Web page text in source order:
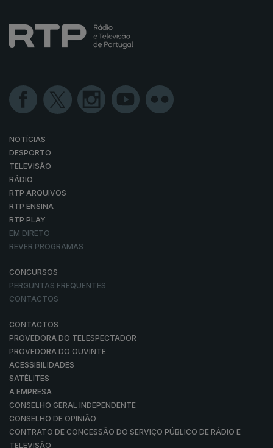
NOTÍCIAS
DESPORTO
TELEVISÃO
RÁDIO
RTP ARQUIVOS
RTP ENSINA
RTP PLAY
EM DIRETO
REVER PROGRAMAS
CONCURSOS
PERGUNTAS FREQUENTES
CONTACTOS
CONTACTOS
PROVEDORA DO TELESPECTADOR
PROVEDORA DO OUVINTE
ACESSIBILIDADES
SATÉLITES
A EMPRESA
CONSELHO GERAL INDEPENDENTE
CONSELHO DE OPINIÃO
CONTRATO DE CONCESSÃO DO SERVIÇO PÚBLICO DE RÁDIO E
TELEVISÃO